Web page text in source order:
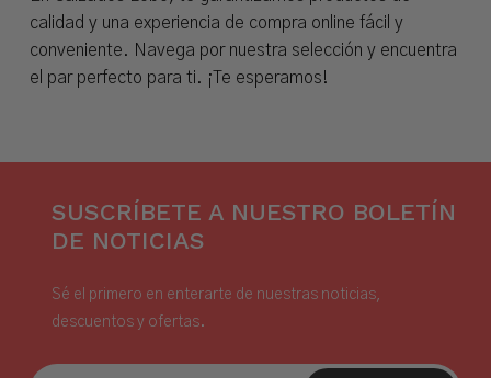
calidad y una experiencia de compra online fácil y
conveniente. Navega por nuestra selección y encuentra
el par perfecto para ti. ¡Te esperamos!
SUSCRÍBETE A NUESTRO BOLETÍN
DE NOTICIAS
Sé el primero en enterarte de nuestras noticias,
descuentos y ofertas.